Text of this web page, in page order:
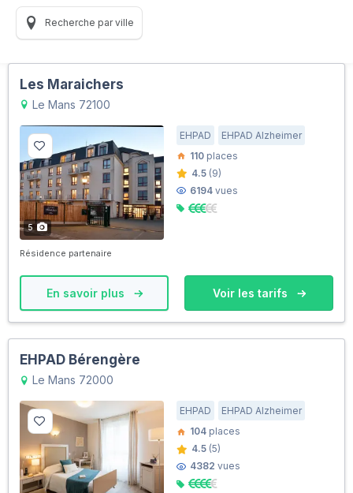
Recherche par ville
Les Maraichers
Le Mans 72100
5
EHPAD
EHPAD Alzheimer
110 places
4.5 (9)
6194 vues
Résidence partenaire
En savoir plus Voir les tarifs
EHPAD Bérengère
Le Mans 72000
EHPAD
EHPAD Alzheimer
104 places
4.5 (5)
4382 vues